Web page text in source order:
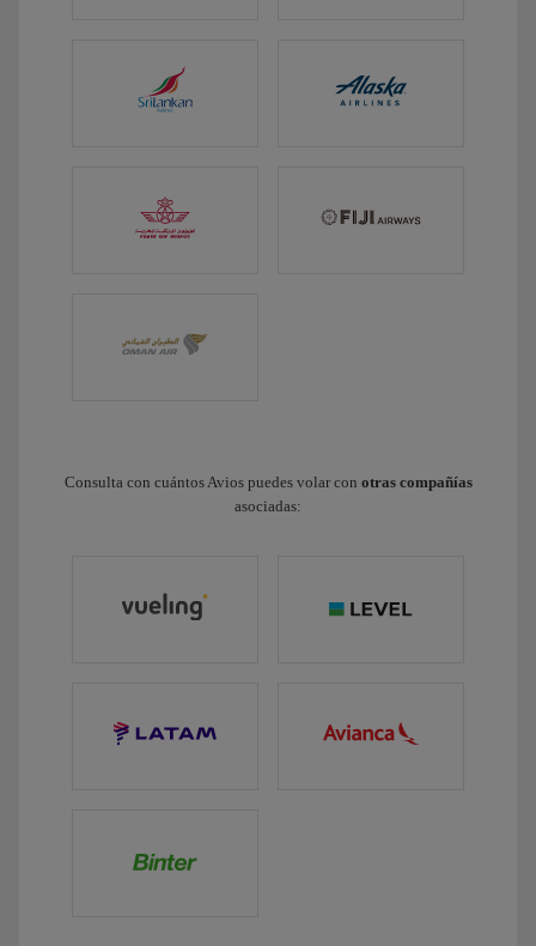
Consulta con cuántos Avios puedes volar con otras compañías
asociadas: